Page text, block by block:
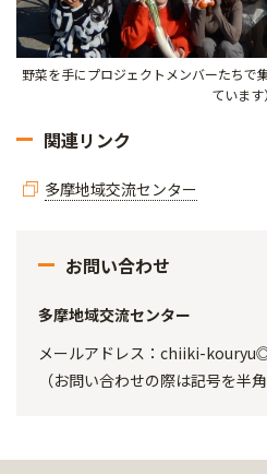
野菜を手にプロジェクトメンバーたちで
ています）
関連リンク
多摩地域交流センター
お問い合わせ
多摩地域交流センター
メールアドレス：chiiki-
（お問い合わせの際は記号を半